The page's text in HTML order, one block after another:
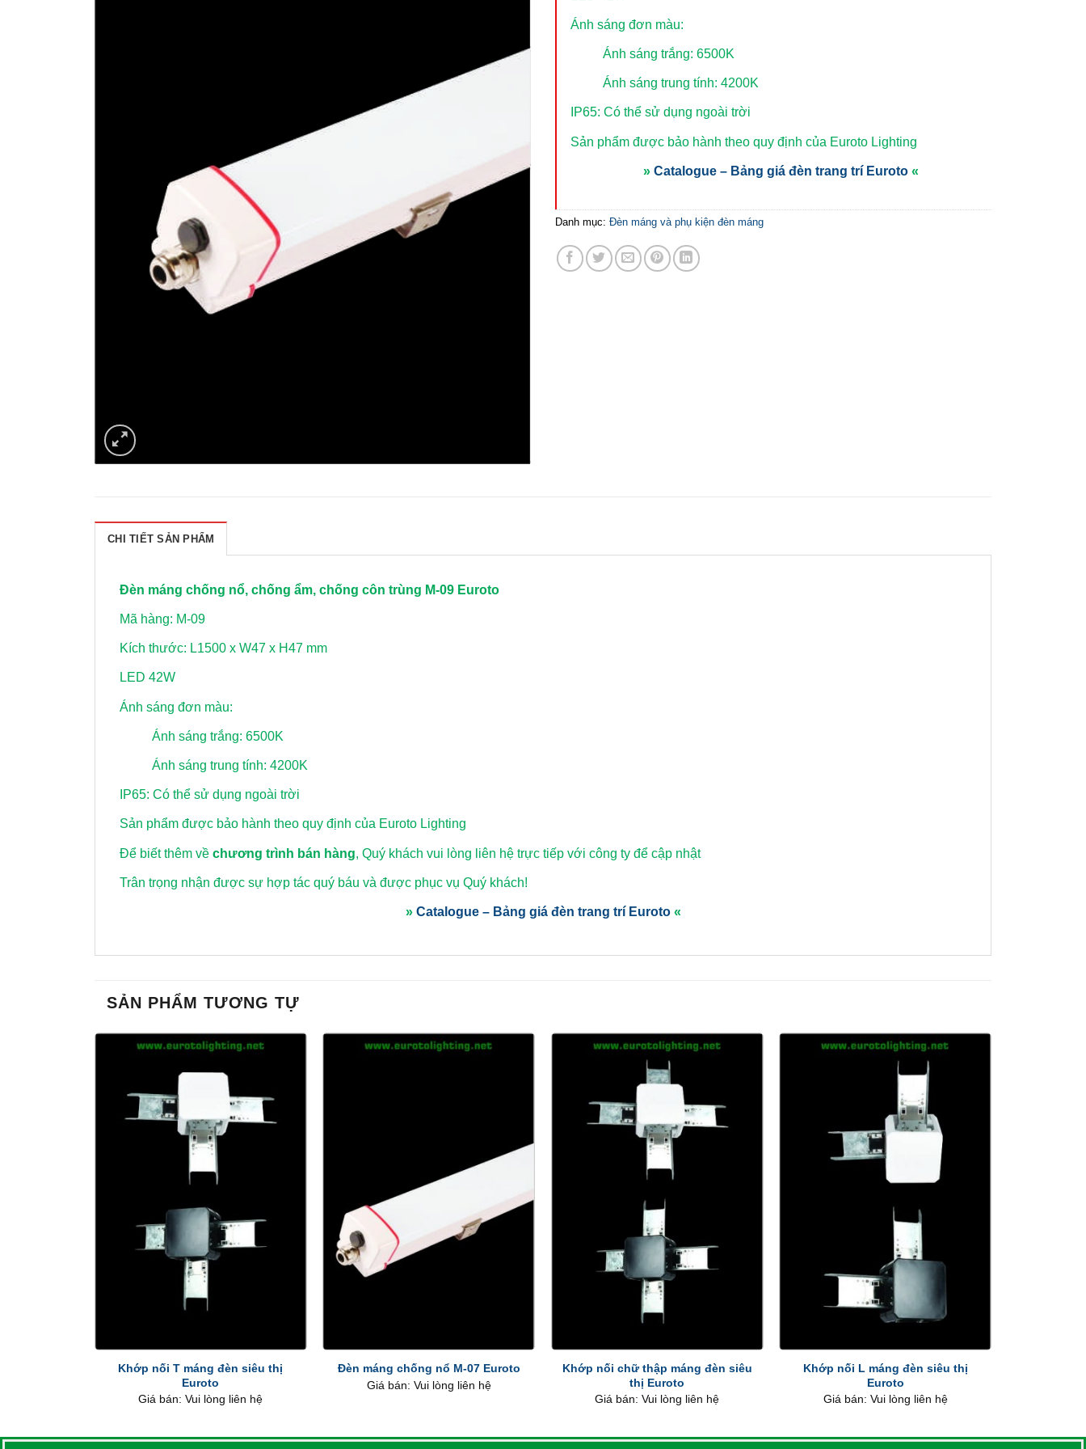
Ánh sáng đơn màu:
Ánh sáng trắng: 6500K
Ánh sáng trung tính: 4200K
IP65: Có thể sử dụng ngoài trời
Sản phẩm được bảo hành theo quy định của Euroto Lighting
» Catalogue – Bảng giá đèn trang trí Euroto «
Danh mục: Đèn máng và phụ kiện đèn máng
CHI TIẾT SẢN PHẨM
Đèn máng chống nổ, chống ẩm, chống côn trùng M-09 Euroto
Mã hàng: M-09
Kích thước: L1500 x W47 x H47 mm
LED 42W
Ánh sáng đơn màu:
Ánh sáng trắng: 6500K
Ánh sáng trung tính: 4200K
IP65: Có thể sử dụng ngoài trời
Sản phẩm được bảo hành theo quy định của Euroto Lighting
Để biết thêm về chương trình bán hàng, Quý khách vui lòng liên hệ trực tiếp với công ty để cập nhật
Trân trọng nhận được sự hợp tác quý báu và được phục vụ Quý khách!
» Catalogue – Bảng giá đèn trang trí Euroto «
SẢN PHẨM TƯƠNG TỰ
Khớp nối T máng đèn siêu thị
Euroto
Giá bán: Vui lòng liên hệ
Đèn máng chống nổ M-07 Euroto
Giá bán: Vui lòng liên hệ
Khớp nối chữ thập máng đèn siêu
thị Euroto
Giá bán: Vui lòng liên hệ
Khớp nối L máng đèn siêu thị
Euroto
Giá bán: Vui lòng liên hệ